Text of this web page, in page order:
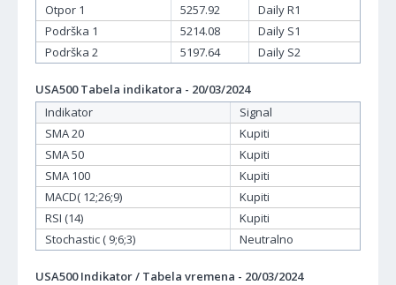
Otpor 1
5257.92
Daily R1
Podrška 1
5214.08
Daily S1
Podrška 2
5197.64 Daily S2
USA500 Tabela indikatora - 20/03/2024
Indikator
Signal
SMA 20
Kupiti
SMA 50
Kupiti
SMA 100
Kupiti
MACD( 12;26;9)
Kupiti
RSI (14)
Kupiti
Stochastic ( 9;6;3)
Neutralno
USA500 Indikator / Tabela vremena - 20/03/2024